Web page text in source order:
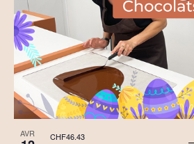
AVR CHF46.43